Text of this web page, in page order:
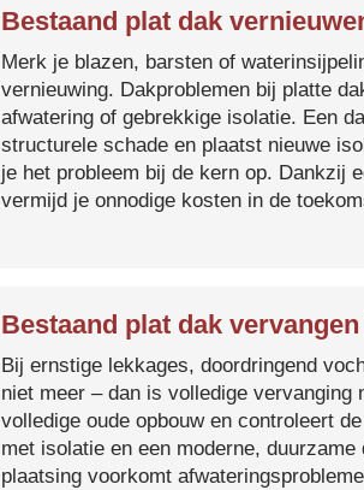
Bestaand plat dak
Merk je blazen, barsten of
vernieuwing. Dakproblemen bij platte
afwatering of gebrekkige isolatie. Een
structurele schade en plaatst nieuwe
je het probleem bij de kern op. Dankzij
vermijd je onnodige kosten in de
Bestaand plat dak
Bij ernstige lekkages, doordringend
niet meer – dan is volledige
volledige oude opbouw en controleert
met isolatie en een moderne,
plaatsing voorkomt